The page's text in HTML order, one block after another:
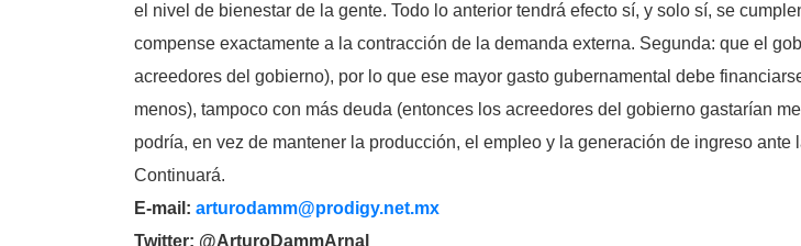
el nivel de bienestar de la gente. Todo lo anterior tendrá efecto sí, y solo sí, se
compense exactamente a la contracción de la demanda externa. Segunda: que el
acreedores del gobierno), por lo que ese mayor gasto gubernamental debe
menos), tampoco con más deuda (entonces los acreedores del gobierno gastarían
podría, en vez de mantener la producción, el empleo y la generación de ingreso
Continuará.
E-mail: arturodamm@prodigy.net.mx
Twitter: @ArturoDammArnal